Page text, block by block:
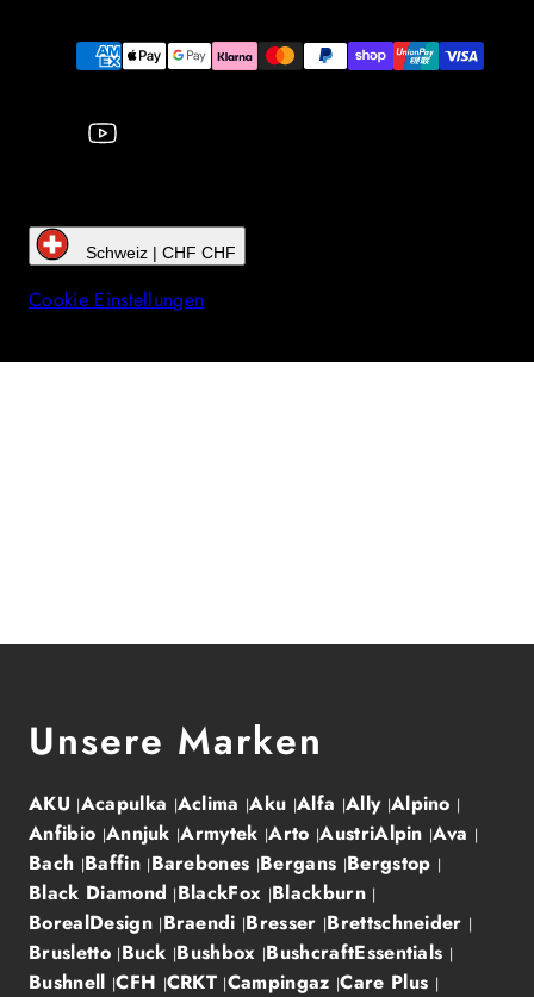
Zahlungsarten
YouTube
Schweiz | CHF CHF
Cookie Einstellungen
Unsere Marken
AKU Acapulka Aclima Aku Alfa Ally Alpino
Anfibio Annjuk Armytek Arto AustriAlpin Ava
Bach Baffin Barebones Bergans Bergstop
Black Diamond BlackFox Blackburn
BorealDesign Braendi Bresser Brettschneider
Brusletto Buck Bushbox BushcraftEssentials
Bushnell CFH CRKT Campingaz Care Plus